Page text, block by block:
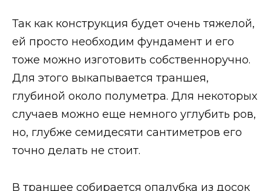
Так как конструкция будет очень тяжелой,
ей просто необходим фундамент и его
тоже можно изготовить собственноручно.
Для этого выкапывается траншея,
глубиной около полуметра. Для некоторых
случаев можно еще немного углубить ров,
но, глубже семидесяти сантиметров его
точно делать не стоит.
В траншее собирается опалубка из досок